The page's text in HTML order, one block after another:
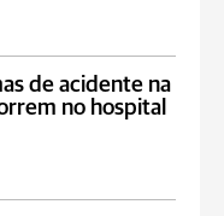
de acidente na
no hospital